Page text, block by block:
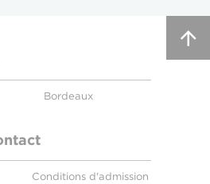
Bordeaux
Conditions d'admission